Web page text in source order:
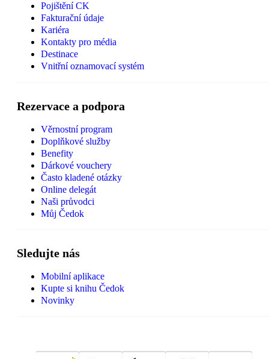
Pojištění CK
Fakturační údaje
Kariéra
Kontakty pro média
Destinace
Vnitřní oznamovací systém
Rezervace a podpora
Věrnostní program
Doplňkové služby
Benefity
Dárkové vouchery
Často kladené otázky
Online delegát
Naši průvodci
Můj Čedok
Sledujte nás
Mobilní aplikace
Kupte si knihu Čedok
Novinky